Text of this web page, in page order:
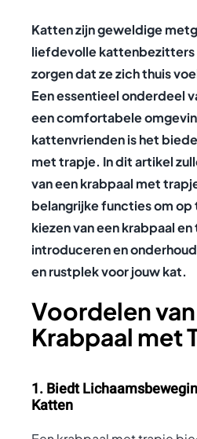
Katten zijn geweldige
liefdevolle kattenbezitters
zorgen dat ze zich thuis
Een essentieel onderdeel
een comfortabele
kattenvrienden is het
met trapje. In dit artikel
van een krabpaal met
belangrijke functies om
kiezen van een krabpaal
introduceren en
en rustplek voor jouw kat.
Voordelen
Krabpaal met
1. Biedt
Katten